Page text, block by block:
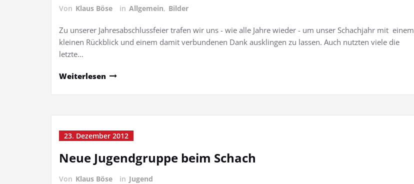
Von Klaus Böse in Allgemein, Bilder
Zu unserer Jahresabschlussfeier trafen wir uns - wie alle Jahre wieder - um unser Schachjahr mit einem
kleinen Rückblick und einem damit verbundenen Dank ausklingen zu lassen. Auch nutzten viele die
letzte…
Weiterlesen
23. Dezember 2012
Neue Jugendgruppe beim Schach
Von Klaus Böse in Jugend